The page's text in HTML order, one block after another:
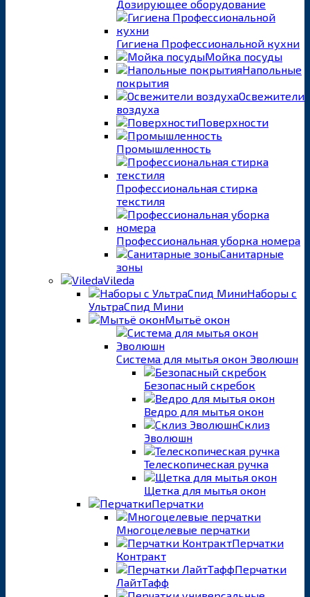
Дозирующее оборудование
Гигиена Профессиональной кухни
Мойка посуды
Напольные
покрытия
Освежители
воздуха
Поверхности
Промышленность
Профессиональная стирка
текстиля
Профессиональная уборка номера
Санитарные
зоны
Vileda
Наборы с
УльтраСпид Мини
Мытьё окон
Система для мытья окон Эволюшн
Безопасный скребок
Ведро для мытья окон
Склиз
Эволюшн
Телескопическая ручка
Щетка для мытья окон
Перчатки
Многоцелевые перчатки
Перчатки
Контракт
Перчатки
ЛайтТафф